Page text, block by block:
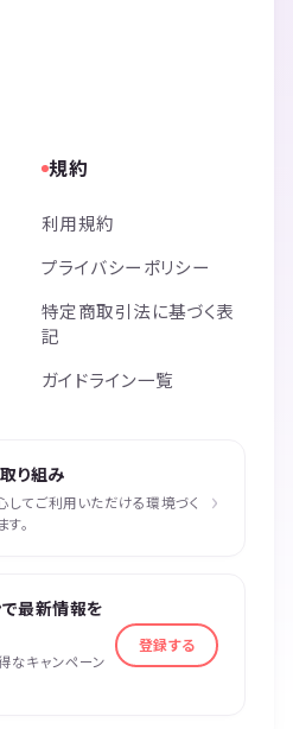
規約
利用規約
プライバシーポリシー
特定商取引法に基づく表
記
ガイドライン一覧
り組み
してご利用いただける環境づく
。
›
最新情報を
なキャンペーン
登録する